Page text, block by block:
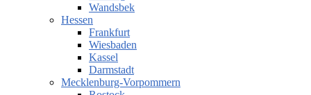
Wandsbek
Hessen
Frankfurt
Wiesbaden
Kassel
Darmstadt
Mecklenburg-Vorpommern